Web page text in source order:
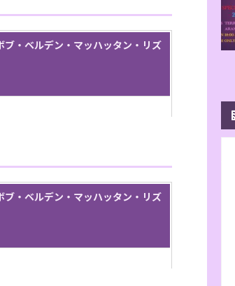
ベルデン・マッハッタン・リズ
ベルデン・マッハッタン・リズ